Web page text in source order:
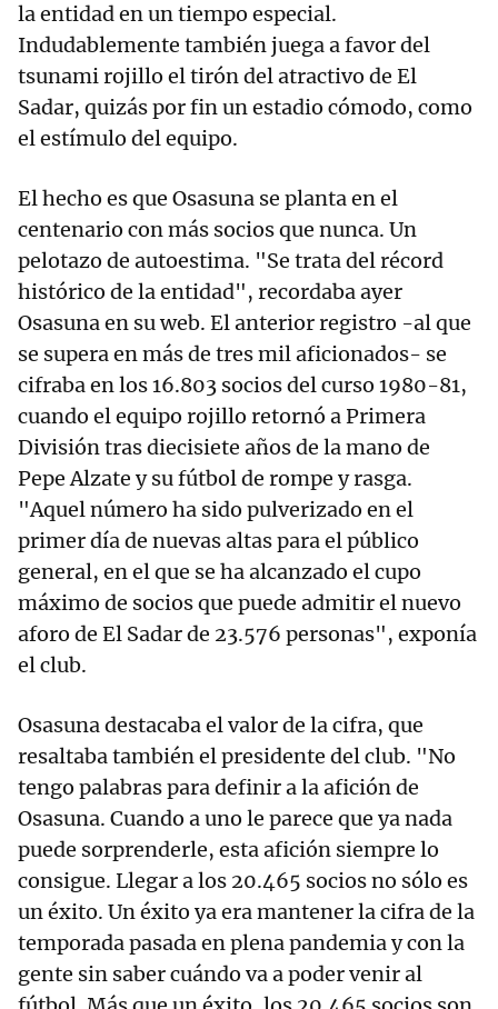
la entidad en un tiempo especial.
Indudablemente también juega a favor del
tsunami rojillo el tirón del atractivo de El
Sadar, quizás por fin un estadio cómodo, como
el estímulo del equipo.
El hecho es que Osasuna se planta en el
centenario con más socios que nunca. Un
pelotazo de autoestima. "Se trata del récord
histórico de la entidad", recordaba ayer
Osasuna en su web. El anterior registro -al que
se supera en más de tres mil aficionados- se
cifraba en los 16.803 socios del curso 1980-81,
cuando el equipo rojillo retornó a Primera
División tras diecisiete años de la mano de
Pepe Alzate y su fútbol de rompe y rasga.
"Aquel número ha sido pulverizado en el
primer día de nuevas altas para el público
general, en el que se ha alcanzado el cupo
máximo de socios que puede admitir el nuevo
aforo de El Sadar de 23.576 personas", exponía
el club.
Osasuna destacaba el valor de la cifra, que
resaltaba también el presidente del club. "No
tengo palabras para definir a la afición de
Osasuna. Cuando a uno le parece que ya nada
puede sorprenderle, esta afición siempre lo
consigue. Llegar a los 20.465 socios no sólo es
un éxito. Un éxito ya era mantener la cifra de la
temporada pasada en plena pandemia y con la
gente sin saber cuándo va a poder venir al